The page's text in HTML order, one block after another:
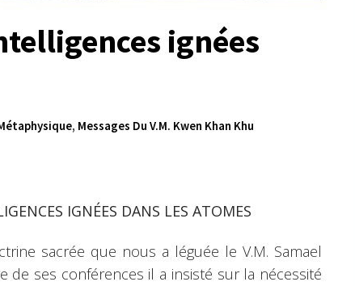
ignées
, Messages Du V.M. Kwen Khan Khu
IGNÉES DANS LES ATOMES
sacrée que nous a léguée le V.M. Samael
de ses conférences il a insisté sur la nécessité